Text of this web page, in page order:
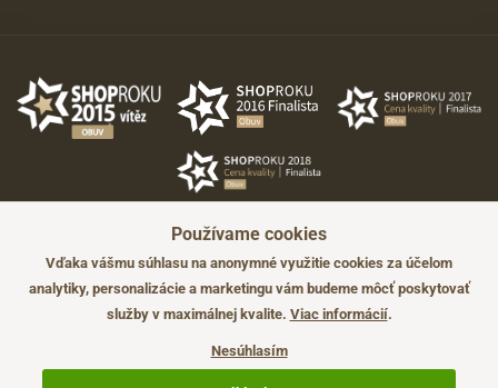
Údaje majú len informatívny charakter a môžu byť zmenené bez
Používame cookies
Vďaka vášmu súhlasu na anonymné využitie cookies za účelom
analytiky, personalizácie a marketingu vám budeme môcť poskytovať
služby v maximálnej kvalite. Viac informácií.
Nesúhlasím